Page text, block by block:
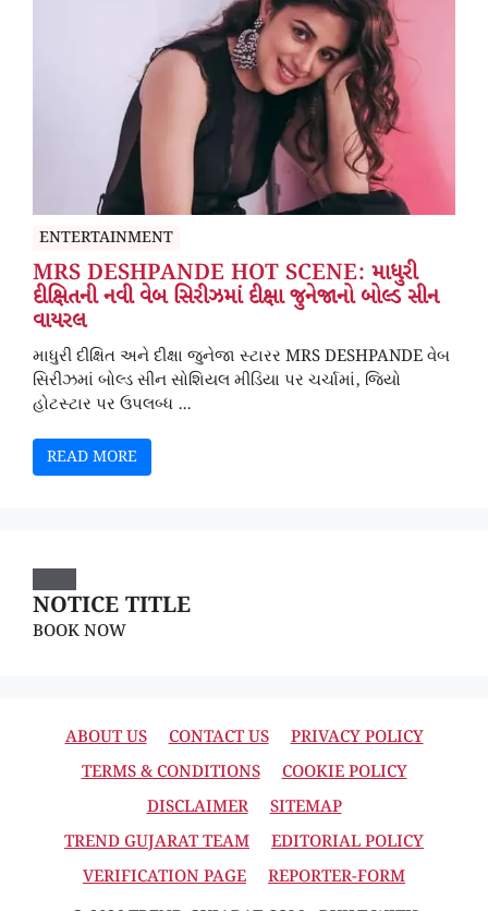
ENTERTAINMENT
MRS DESHPANDE HOT SCENE: માધુરી
દીક્ષિતની નવી વેબ સિરીઝમાં દીક્ષા જુનેજાનો બોલ્ડ સીન
વાયરલ
માધુરી દીક્ષિત અને દીક્ષા જુનેજા સ્ટારર MRS DESHPANDE વેબ
સિરીઝમાં બોલ્ડ સીન સોશિયલ મીડિયા પર ચર્ચામાં, જિયો
હોટસ્ટાર પર ઉપલબ્ધ ...
READ MORE
NOTICE TITLE
BOOK NOW
ABOUT US CONTACT US
PRIVACY POLICY
TERMS & CONDITIONS
COOKIE POLICY
DISCLAIMER
SITEMAP
TREND GUJARAT TEAM
EDITORIAL POLICY
VERIFICATION PAGE
REPORTER-FORM